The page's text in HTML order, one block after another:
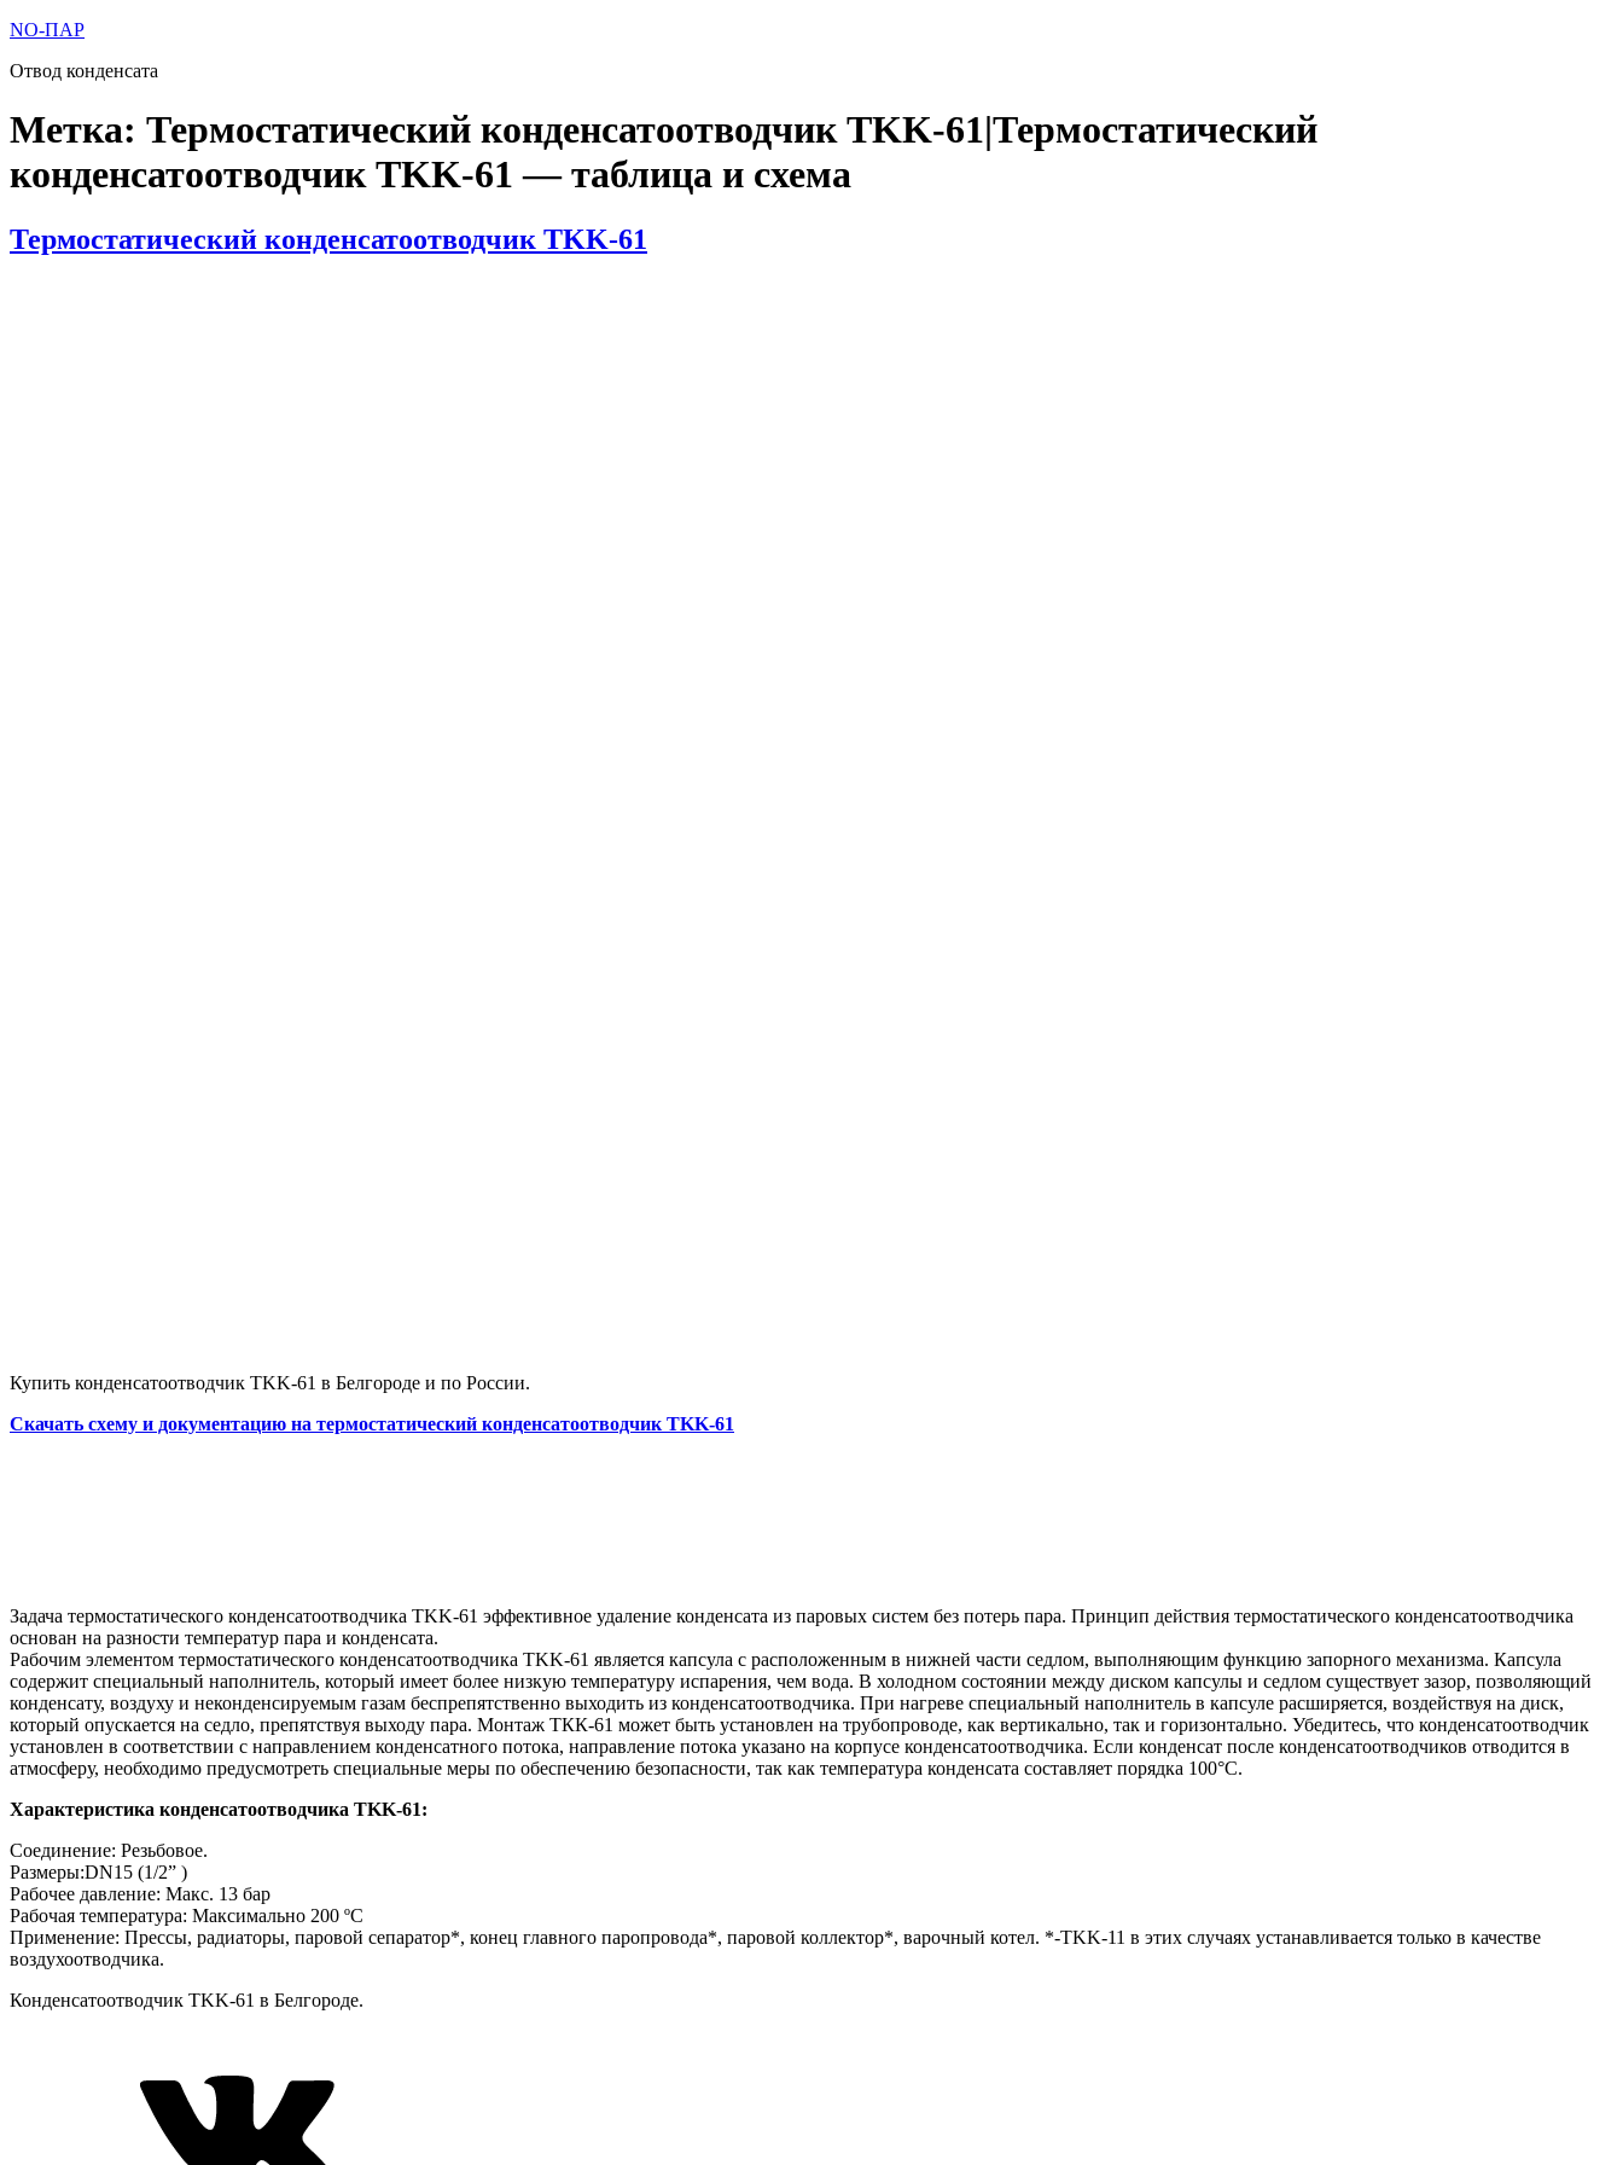
Перейти
содержимому
NO-ПАР
Отвод конденсата
Метка: Термостатический конденсатоотводчик TKK-61|Термостатический
конденсатоотводчик TKK-61 — таблица и схема
Опубликовано
Термостатический конденсатоотводчик TKK-61
Купить конденсатоотводчик TKK-61 в Белгороде и по России.
Скачать схему и документацию на термостатический конденсатоотводчик TKK-61
Задача термостатического конденсатоотводчика TKK-61 эффективное удаление конденсата из паровых систем без потерь пара. Принцип действия термостатического конденсатоотводчика
основан на разности температур пара и конденсата.
Рабочим элементом термостатического конденсатоотводчика TKK-61 является капсула с расположенным в нижней части седлом, выполняющим функцию запорного механизма. Капсула
содержит специальный наполнитель, который имеет более низкую температуру испарения, чем вода. В холодном состоянии между диском капсулы и седлом существует зазор, позволяющий
конденсату, воздуху и неконденсируемым газам беспрепятственно выходить из конденсатоотводчика. При нагреве специальный наполнитель в капсуле расширяется, воздействуя на диск,
который опускается на седло, препятствуя выходу пара. Монтаж ТКК-61 может быть установлен на трубопроводе, как вертикально, так и горизонтально. Убедитесь, что конденсатоотводчик
установлен в соответствии с направлением конденсатного потока, направление потока указано на корпусе конденсатоотводчика. Если конденсат после конденсатоотводчиков отводится в
атмосферу, необходимо предусмотреть специальные меры по обеспечению безопасности, так как температура конденсата составляет порядка 100°С.
Характеристика конденсатоотводчика TKK-61:
Соединение: Резьбовое.
Размеры:DN15 (1/2” )
Рабочее давление: Макс. 13 бар
Рабочая температура: Максимально 200 ºC
Применение: Прессы, радиаторы, паровой сепаратор*, конец главного паропровода*, паровой коллектор*, варочный котел. *-TKK-11 в этих случаях устанавливается только в качестве
воздухоотводчика.
Конденсатоотводчик TKK-61 в Белгороде.